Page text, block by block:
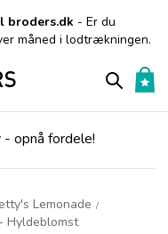
broders.dk - Er du
måned i lodtrækningen.
opnå fordele!
Lemonade /
Hyldeblomst